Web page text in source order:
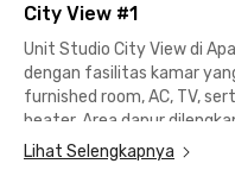
City View #1
Unit Studio City View di
dengan fasilitas kamar
furnished room, AC, TV,
heater. Area dapur
microwave untuk
Lihat Selengkapnya